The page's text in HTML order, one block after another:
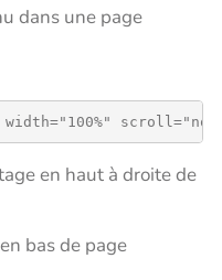
dans une page
en haut à droite de
bas de page